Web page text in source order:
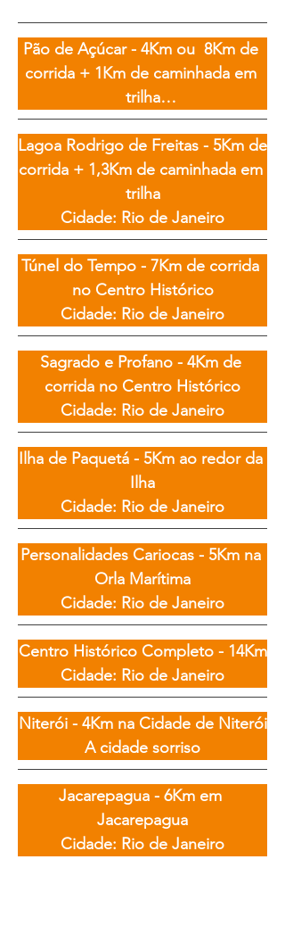
Pão de Açúcar - 4Km ou  8Km de
corrida + 1Km de caminhada em
trilha
Cidade: Rio de Janeiro
Lagoa Rodrigo de Freitas - 5Km de
corrida + 1,3Km de caminhada em
trilha
Cidade: Rio de Janeiro
Túnel do Tempo - 7Km de corrida
no Centro Histórico
Cidade: Rio de Janeiro
Sagrado e Profano - 4Km de
corrida no Centro Histórico
Cidade: Rio de Janeiro
Ilha de Paquetá - 5Km ao redor da
Ilha
Cidade: Rio de Janeiro
Personalidades Cariocas - 5Km na
Orla Marítima
Cidade: Rio de Janeiro
Centro Histórico Completo - 14Km
Cidade: Rio de Janeiro
Niterói - 4Km na Cidade de Niterói
A cidade sorriso
Jacarepagua - 6Km em
Jacarepagua
Cidade: Rio de Janeiro